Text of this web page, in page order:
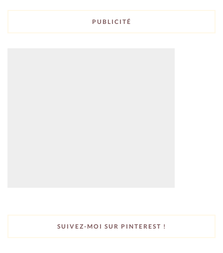
PUBLICITÉ
SUIVEZ-MOI SUR PINTEREST !